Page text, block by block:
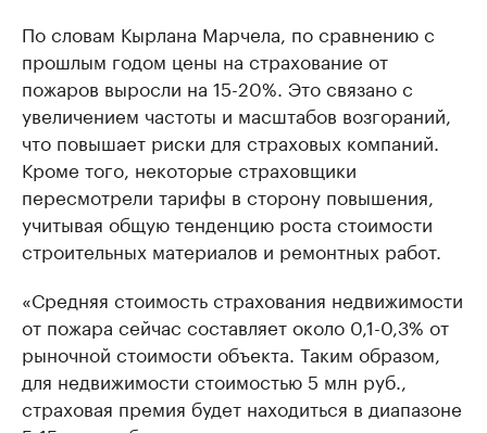
По словам Кырлана Марчела, по сравнению с
прошлым годом цены на страхование от
пожаров выросли на 15-20%. Это связано с
увеличением частоты и масштабов возгораний,
что повышает риски для страховых компаний.
Кроме того, некоторые страховщики
пересмотрели тарифы в сторону повышения,
учитывая общую тенденцию роста стоимости
строительных материалов и ремонтных работ.
«Средняя стоимость страхования недвижимости
от пожара сейчас составляет около 0,1-0,3% от
рыночной стоимости объекта. Таким образом,
для недвижимости стоимостью 5 млн руб.,
страховая премия будет находиться в диапазоне